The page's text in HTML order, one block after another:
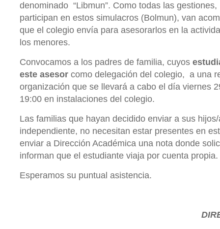
denominado “Libmun”. Como todas las
participan en estos simulacros (Bolmun), van
que el colegio envía para asesorarlos en la
los menores.
Convocamos a los padres de familia, cuyos
este asesor como delegación del colegio, a una
organización que se llevará a cabo el día viernes
19:00 en instalaciones del colegio.
Las familias que hayan decidido enviar a sus
independiente, no necesitan estar presentes en
enviar a Dirección Académica una nota donde
informan que el estudiante viaja por cuenta propia.
Esperamos su puntual asistencia.